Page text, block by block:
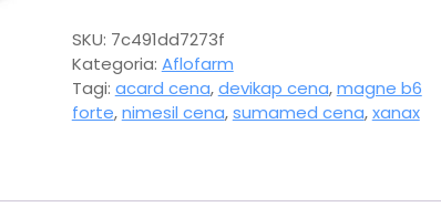
SKU: 7c491dd7273f
Kategoria: Aflofarm
Tagi: acard cena,devikap cena,magne b6
forte,nimesil cena,sumamed cena,xanax